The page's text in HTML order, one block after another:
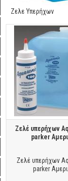
Ζελε Υπερήχων
Ζελέ υπερήχων
parker
Ζελέ υπερήχων
parker